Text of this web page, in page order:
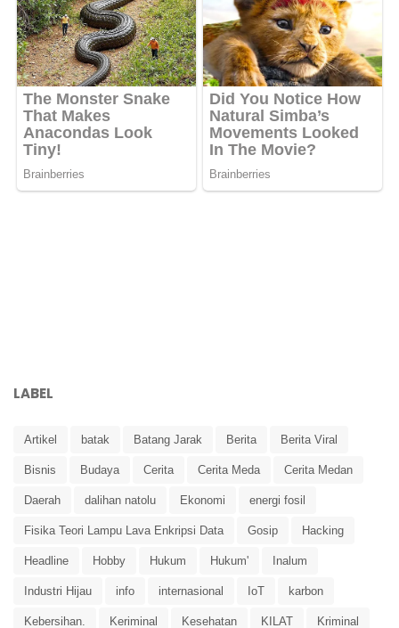
LABEL
Artikel batak Batang Jarak Berita Berita Viral
Bisnis Budaya Cerita Cerita Meda Cerita Medan
Daerah dalihan natolu Ekonomi energi fosil
Fisika Teori Lampu Lava Enkripsi Data Gosip Hacking
Headline Hobby Hukum Hukum' Inalum
Industri Hijau info internasional IoT karbon
Kebersihan. Keriminal Kesehatan KILAT Kriminal